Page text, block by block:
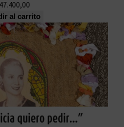
47.400,00
al carrito